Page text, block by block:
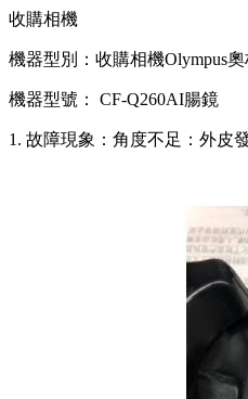
收購相機
機器型別：收購相機Olympus
機器型號： CF-Q260AI腸鏡
1. 故障現象：角度不足：外皮發